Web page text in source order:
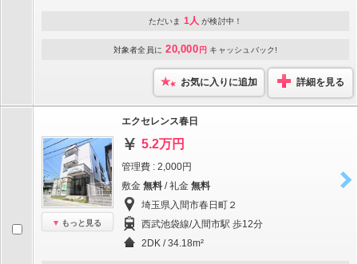
ただいま 1人 が検討中！
対象者全員に 20,000 円 キャッシュバック!
お気に入りに追加 詳細を見る
もっと見る
エクセレンス春日
5.2万円
管理費 : 2,000円
敷金 無料 / 礼金 無料
埼玉県入間市春日町２
西武池袋線/入間市駅 歩12分
2DK / 34.18m²